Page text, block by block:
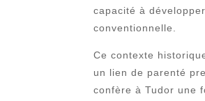
capacité à
conventionnelle.
Ce contexte
un lien de parenté
confère à Tudor une